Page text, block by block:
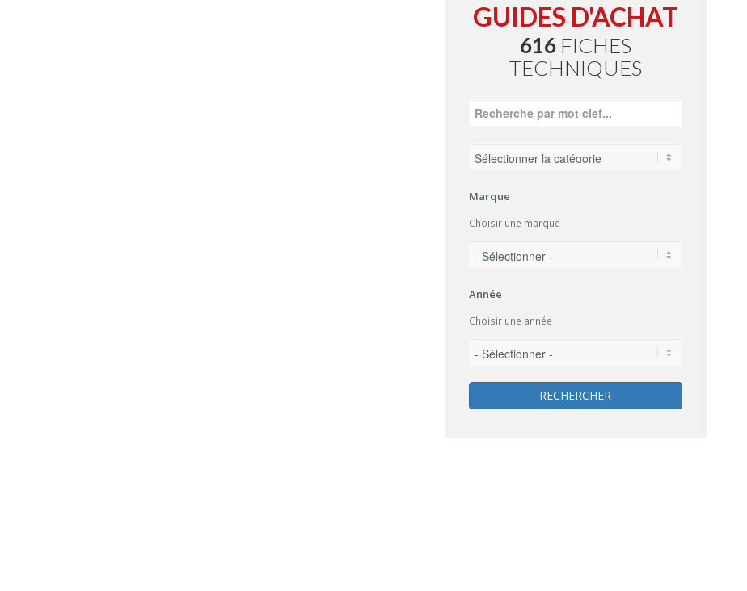
GUIDES D'ACHAT
616FICHES
TECHNIQUES
Marque
Choisir une marque
Année
Choisir une année
RECHERCHER